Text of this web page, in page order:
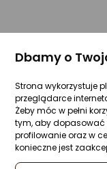
Dbamy o
Strona wykorzystuje
przeglądarce
Żeby móc w pełni
tym, aby dopasować
profilowanie oraz w
konieczne jest